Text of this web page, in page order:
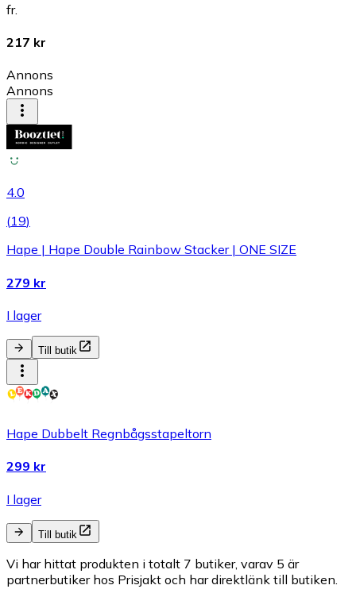
fr.
217 kr
Annons
Annons
4.0
(19)
Hape | Hape Double Rainbow Stacker | ONE SIZE
279 kr
I lager
Till butik
Hape Dubbelt Regnbågsstapeltorn
299 kr
I lager
Till butik
Vi har hittat produkten i totalt 7 butiker, varav 5 är
partnerbutiker hos Prisjakt och har direktlänk till butiken.